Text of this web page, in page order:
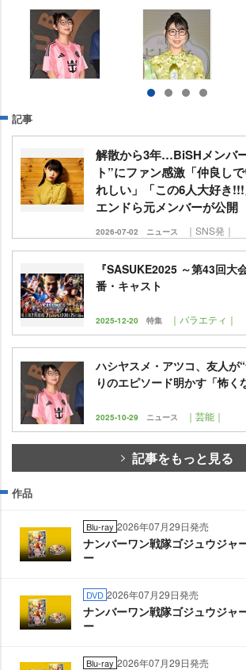
記事
解散から3年…BiSHメンバ
ト”にファン感激「仲良し
れしい」「この6人大好き
エンドら元メンバーが公開
2026-07-02 ニュース ｜SNS発｜
『SASUKE2025 ～第43回大
番・キャスト
2025-12-20 特集 ｜バラエティ｜
ハシヤスメ・アツコ、友人が
りのエピソード明かす「怖く
2025-10-29 ニュース ｜芸能｜
記事をもっと見る
作品
Blu-ray 2026年07月29日発売
ナンバーワン戦隊ゴジュウジャ
ー
DVD 2026年07月29日発売
ナンバーワン戦隊ゴジュウジャ
ー
Blu-ray 2026年07月29日発売